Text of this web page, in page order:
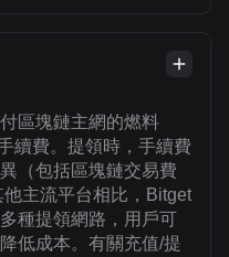
區塊鏈主網的燃料
續費。提領時，手續費
（包括區塊鏈交易費
主流平台相比，Bitget
種提領網路，用戶可
低成本。有關充值/提